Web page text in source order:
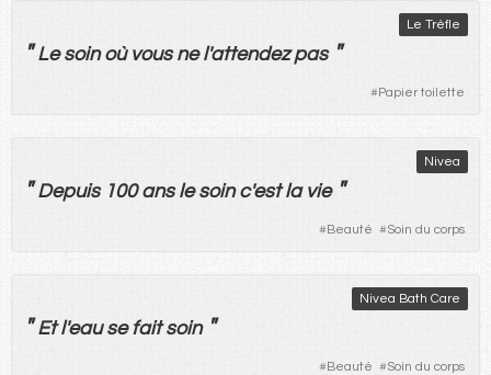
Le Trèfle
" Le soin où vous nel'attendez pas "
#Papier toilette
Nivea
" Depuis100ans le soinc'est la vie "
#Beauté #Soin du corps
Nivea Bath Care
" Etl'eau se fait soin "
#Beauté #Soin du corps